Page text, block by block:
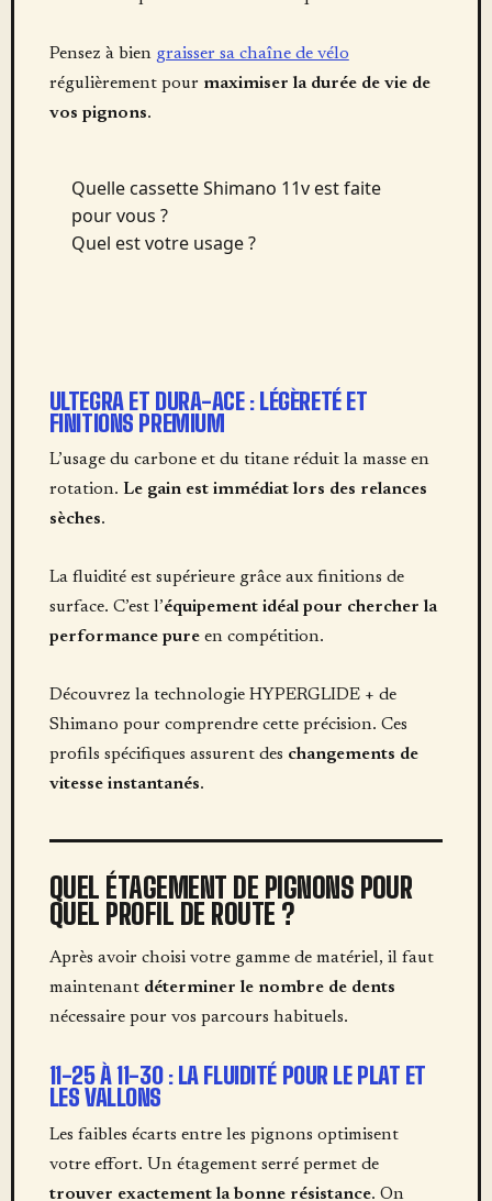
Pensez à bien graisser sa chaîne de vélo
régulièrement pour maximiser la durée de vie de
vos pignons.
Quelle cassette Shimano 11v est faite
pour vous ?
Quel est votre usage ?
ULTEGRA ET DURA-ACE : LÉGÈRETÉ ET
FINITIONS PREMIUM
L’usage du carbone et du titane réduit la masse en
rotation. Le gain est immédiat lors des relances
sèches.
La fluidité est supérieure grâce aux finitions de
surface. C’est l’équipement idéal pour chercher la
performance pureen compétition.
Découvrez la technologie HYPERGLIDE + de
Shimano pour comprendre cette précision. Ces
profils spécifiques assurent des changements de
vitesse instantanés.
QUEL ÉTAGEMENT DE PIGNONS POUR
QUEL PROFIL DE ROUTE ?
Après avoir choisi votre gamme de matériel, il faut
maintenant déterminer le nombre de dents
nécessaire pour vos parcours habituels.
11-25 À 11-30 : LA FLUIDITÉ POUR LE PLAT ET
LES VALLONS
Les faibles écarts entre les pignons optimisent
votre effort. Un étagement serré permet de
trouver exactement la bonne résistance. On